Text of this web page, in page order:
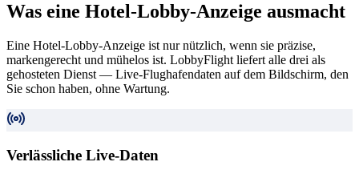
Was eine Hotel-Lobby-Anzeige ausmacht
Eine Hotel-Lobby-Anzeige ist nur nützlich, wenn sie präzise,
markengerecht und mühelos ist. LobbyFlight liefert alle drei als
gehosteten Dienst — Live-Flughafendaten auf dem Bildschirm, den
Sie schon haben, ohne Wartung.
Verlässliche Live-Daten